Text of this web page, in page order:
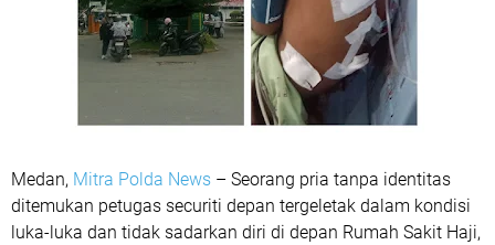
Medan, Mitra Polda News – Seorang pria tanpa identitas
ditemukan petugas securiti depan tergeletak dalam kondisi
luka-luka dan tidak sadarkan diri di depan Rumah Sakit Haji,